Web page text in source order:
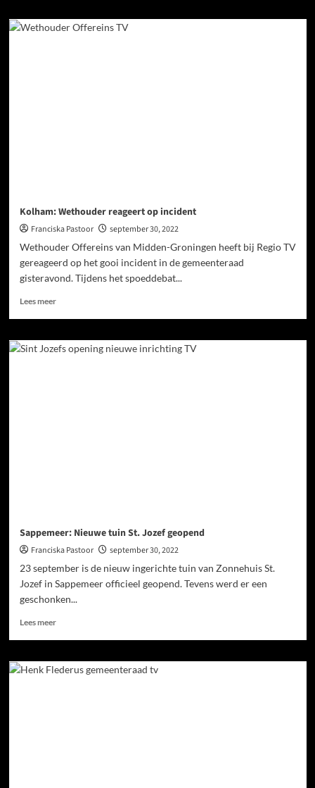
Kolham: Wethouder reageert op incident
Franciska Pastoor
september 30, 2022
Wethouder Offereins van Midden-Groningen heeft bij Regio TV
gereageerd op het gooi incident in de gemeenteraad
gisteravond. Tijdens het spoeddebat...
Lees meer
Sappemeer: Nieuwe tuin St. Jozef geopend
Franciska Pastoor
september 30, 2022
23 september is de nieuw ingerichte tuin van Zonnehuis St.
Jozef in Sappemeer officieel geopend. Tevens werd er een
geschonken...
Lees meer